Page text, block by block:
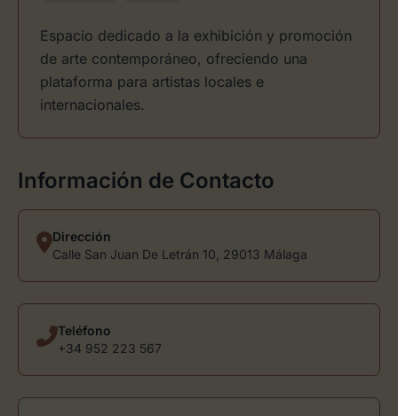
Espacio dedicado a la exhibición y promoción
de arte contemporáneo, ofreciendo una
plataforma para artistas locales e
internacionales.
Información de Contacto
Dirección
Calle San Juan De Letrán 10, 29013 Málaga
Teléfono
+34 952 223 567